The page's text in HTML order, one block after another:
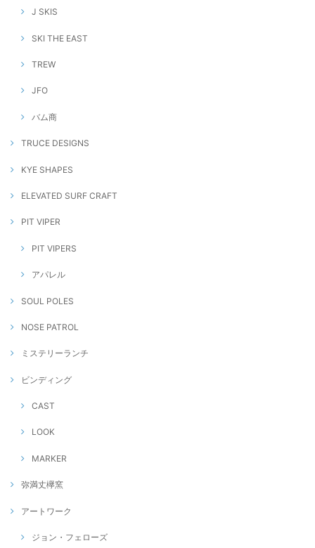
J SKIS
SKI THE EAST
TREW
JFO
バム商
TRUCE DESIGNS
KYE SHAPES
ELEVATED SURF CRAFT
PIT VIPER
PIT VIPERS
アパレル
SOUL POLES
NOSE PATROL
ミステリーランチ
ビンディング
CAST
LOOK
MARKER
弥満丈欅窯
アートワーク
ジョン・フェローズ